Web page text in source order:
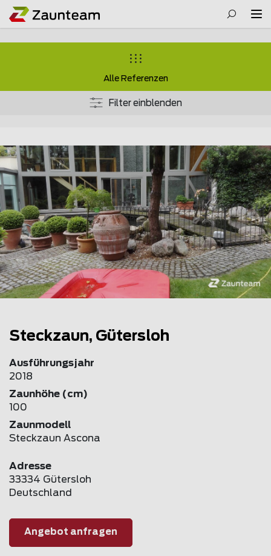
Alle Referenzen
Filter einblenden
Steckzaun, Gütersloh
Ausführungsjahr
2018
Zaunhöhe (cm)
100
Zaunmodell
Steckzaun Ascona
Adresse
33334 Gütersloh
Deutschland
Angebot anfragen